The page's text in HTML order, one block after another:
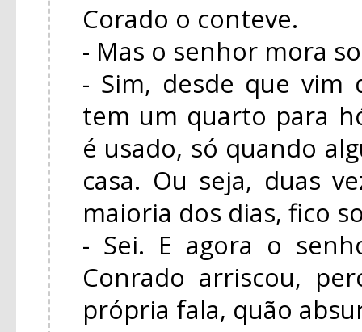
Corado o conteve.
- Mas o senhor mora
- Sim, desde que vim
tem um quarto para
é usado, só quando
casa. Ou seja, duas
maioria dos dias, fico
- Sei. E agora o
Conrado arriscou,
própria fala, quão